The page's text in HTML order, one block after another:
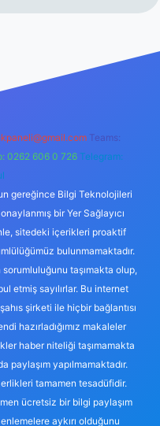
Teams:
0262 606 0 726 Telegram:
gereğince Bilgi Teknolojileri
bir Yer Sağlayıcı
sitedeki içerikleri proaktif
bulunmamaktadır.
taşımakta olup,
etmiş sayılırlar. Bu internet
şirketi ile hiçbir bağlantısı
hazırladığımız makaleler
haber niteliği taşımamakta
paylaşım yapılmamaktadır.
tamamen tesadüfidir.
ücretsiz bir bilgi paylaşım
aykırı olduğunu